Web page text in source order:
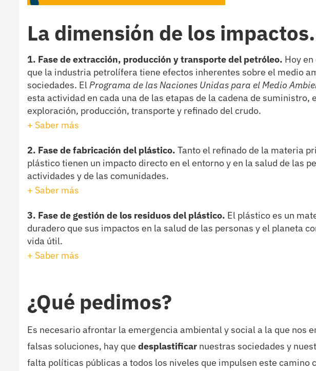
La dimensión de los impactos.
1. Fase de extracción, producción y transporte del petróleo. Hoy
que la industria petrolífera tiene efectos inherentes sobre el medio
sociedades. ElPrograma de las Naciones Unidas para el Medio
esta actividad en cada una de las etapas de la cadena de suministro,
exploración, producción, transporte y refinado del crudo.
+ Saber más
2. Fase de fabricación del plástico. Tanto el refinado de la materia
plástico tienen un impacto directo en el entorno y en la salud de las
actividades y de las comunidades.
+ Saber más
3. Fase de gestión de los residuosdel plástico. El plástico es un
duradero que sus impactos en la salud de las personas y el planeta
vida útil.
+ Saber más
¿Qué pedimos?
Es necesario afrontar la emergencia ambiental y social a la que nos
falsas soluciones, hay que desplastificarnuestras sociedades y
falta políticas públicas a todos los niveles que impulsen este camino